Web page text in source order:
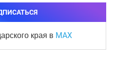
края в MAX